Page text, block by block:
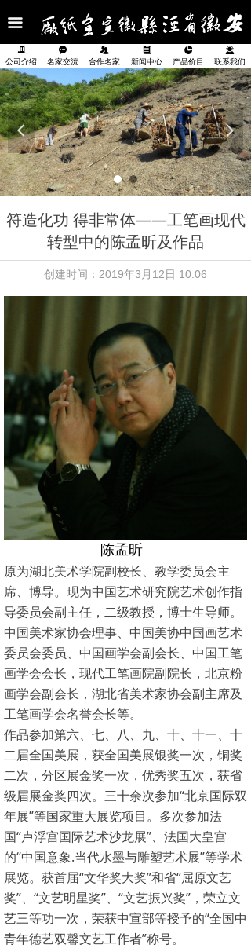
끀
首页
公司介绍
名家交流
合作名家
新闻中心
产品展示
产品价目表
联系我们
넳 넲
끉
公司介绍
끁
名家交流
뀡
合作名家
뀴
新闻中心
넗
产品价目
끤
联系我们
符造化功 得非常体——工笔画现代
转型中的陈孟昕及作品
陈孟昕
原为湖北美术学院副校长、教学委员会主
席、博导。现为中国艺术研究院艺术创作指
导委员会副主任，二级教授，博士生导师。
中国美术家协会理事、中国美协中国画艺术
委员会委员、中国画学会副会长、中国工笔
画学会会长，现代工笔画院副院长，北京粉
画学会副会长，湖北省美术家协会副主席及
工笔画学会名誉会长等。
作品参加第六、七、八、九、十、十一、十
二届全国美展，获全国美展银奖一次，铜奖
二次，分区展金奖一次，优秀奖五次，获省
级届展金奖四次。三十余次参加“北京国际双
年展”等国家重大展览项目。多次参加法
国“卢浮宫国际艺术沙龙展”、法国大皇宫
的“中国意象.当代水墨与雕塑艺术展”等学术
展览。获首届“文华奖大奖”和省“屈原文艺
奖”、“文艺明星奖”、“文艺振兴奖”，荣立文
艺三等功一次，荣获中宣部等授予的“全国中
青年德艺双馨文艺工作者”称号。
创建时间： 2019年3月12日 10:06